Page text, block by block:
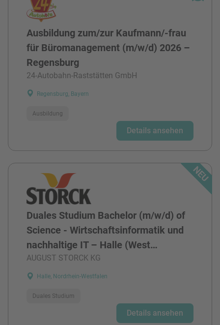
Ausbildung zum/zur Kaufmann/-frau
für Büromanagement (m/w/d) 2026 –
Regensburg
24-Autobahn-Raststätten GmbH
Regensburg, Bayern
Ausbildung
Details ansehen
Duales Studium Bachelor (m/w/d) of
Science - Wirtschaftsinformatik und
nachhaltige IT – Halle (West…
AUGUST STORCK KG
Halle, Nordrhein-Westfalen
Duales Studium
Details ansehen